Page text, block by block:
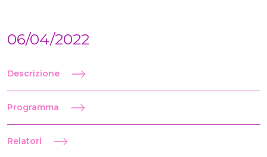
06/04/2022
Descrizione
Programma
Relatori